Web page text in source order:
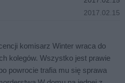
2017.02.15
komisarz Winter wraca do
kolegów. Wszystko jest prawie
powrocie trafia mu się sprawa